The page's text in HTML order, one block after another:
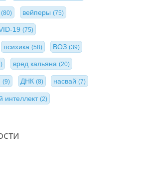
(80) вейперы (75)
19(75)
психика(58) ВОЗ (39)
вред кальяна (20)
(9) ДНК (8) насвай(7)
интеллект(2)